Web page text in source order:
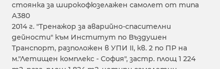
стоянка за широкофюзелажен самолет от типа
А380
2014 г. "Тренажор за aварийно-спасителни
дейности" към Институт по Въздушен
Транспорт, разположен в УПИ II, кв. 2 по ПР на
м."Летищен комплекс - София", застр. площ 1 224